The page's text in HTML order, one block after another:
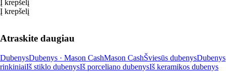
Į krepšelį
Į krepšelį
Atraskite daugiau
DubenysDubenys · Mason CashMason CashŠviesūs dubenysDubenys
rinkiniaiIš stiklo dubenysIš porceliano dubenysIš keramikos dubenys